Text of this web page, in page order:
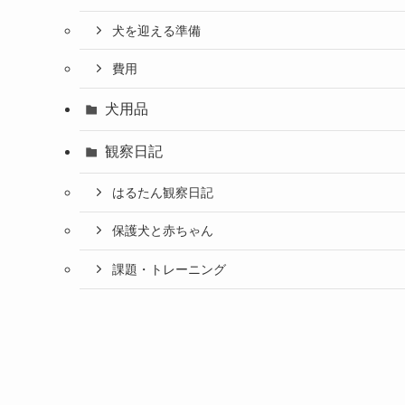
犬を迎える準備
費用
犬用品
観察日記
はるたん観察日記
保護犬と赤ちゃん
課題・トレーニング